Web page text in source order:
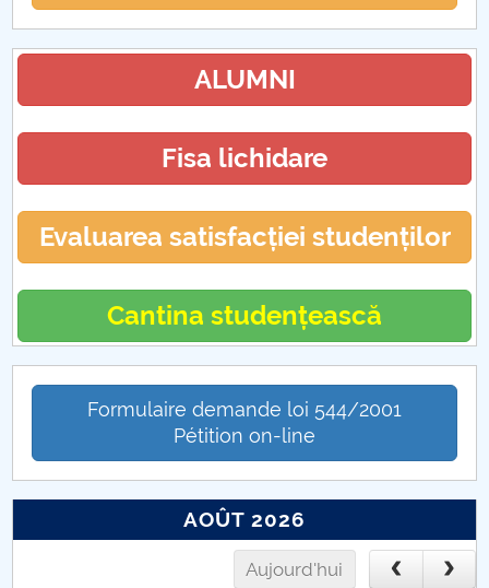
ALUMNI
Fisa lichidare
Evaluarea satisfacției studenților
Cantina studențească
Formulaire demande loi 544/2001
Pétition on-line
AOÛT 2026
Aujourd'hui